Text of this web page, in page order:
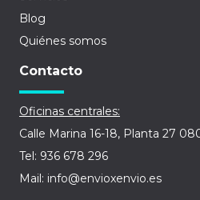
Blog
Quiénes somos
Contacto
Oficinas centrales:
Calle Marina 16-18, Planta 27
Tel: 936 678 296
Mail: info@envioxenvio.es